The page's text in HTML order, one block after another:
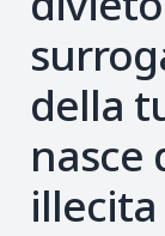
della
nasce
illecita